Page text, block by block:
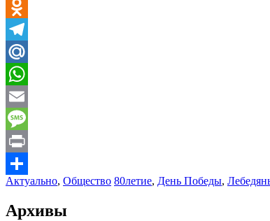
VK
Odnoklassniki
Telegram
Mail.Ru
WhatsApp
Email
Message
Print
Отправить
Актуально, Общество 80летие, День Победы,
Архивы